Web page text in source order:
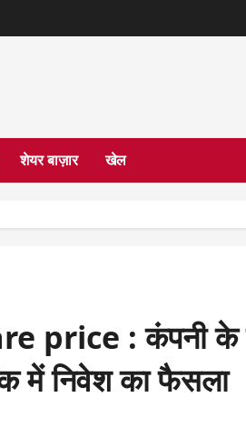
शेयर बाज़ार खेल
price : कंपनी
में निवेश का फैसला